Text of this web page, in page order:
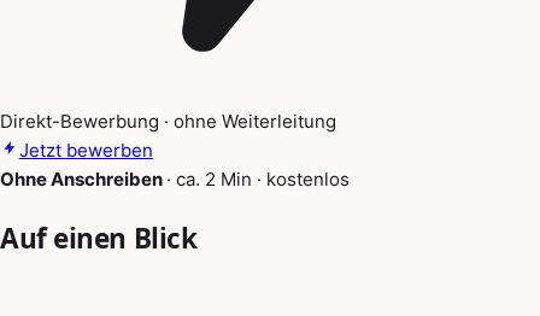
Direkt-Bewerbung · ohne Weiterleitung
Jetzt bewerben
Ohne Anschreiben · ca. 2 Min · kostenlos
Auf einen Blick